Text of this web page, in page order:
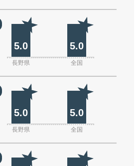
5.0 5.0
長野県 全国
5.0 5.0
長野県 全国